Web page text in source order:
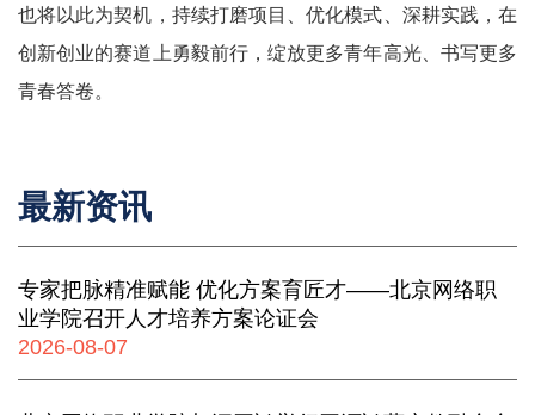
也将以此为契机，持续打磨项目、优化模式、深耕实践，在
创新创业的赛道上勇毅前行，绽放更多青年高光、书写更多
青春答卷。
最新资讯
专家把脉精准赋能 优化方案育匠才——北京网络职
业学院召开人才培养方案论证会
2026-08-07